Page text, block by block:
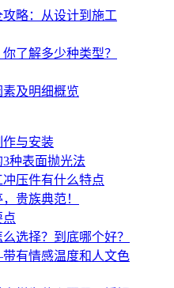
略：从设计到施工
了解多少种类型？
及明细概览
作与安装
种表面抛光法
压件有什么特点
贵族典范！
点
选择？到底哪个好？
有情感温度和人文色